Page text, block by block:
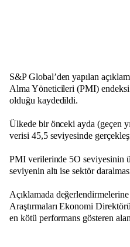
S&P Global’den yapılan
Alma Yöneticileri (PMI)
olduğu kaydedildi.
Ülkede bir önceki ayda (geçen
verisi 45,5 seviyesinde
PMI verilerinde 5O seviyesinin
seviyenin altı ise sektör
Açıklamada
Araştırmaları Ekonomi
en kötü performans gösteren